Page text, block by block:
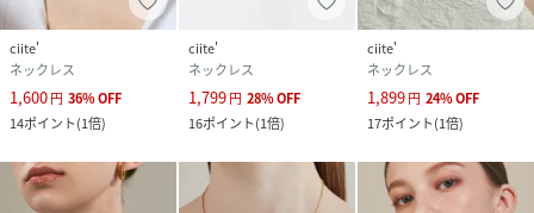
ciite'
ネックレス
1,600円 36%OFF
14ポイント(1倍)
ciite'
ネックレス
1,799円 28%OFF
16ポイント(1倍)
ciite'
ネックレス
1,899円 24%OFF
17ポイント(1倍)